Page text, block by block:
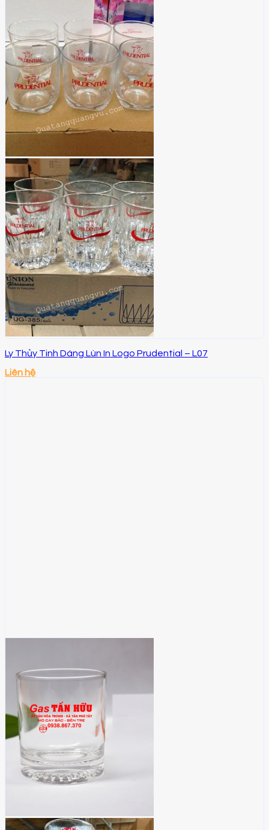
Ly Thủy Tinh Dáng Lùn In Logo Prudential – L07
Liên hệ